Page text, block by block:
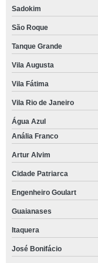
Sadokim
São Roque
Tanque Grande
Vila Augusta
Vila Fátima
Vila Rio de Janeiro
Água Azul
Anália Franco
Artur Alvim
Cidade Patriarca
Engenheiro Goulart
Guaianases
Itaquera
José Bonifácio